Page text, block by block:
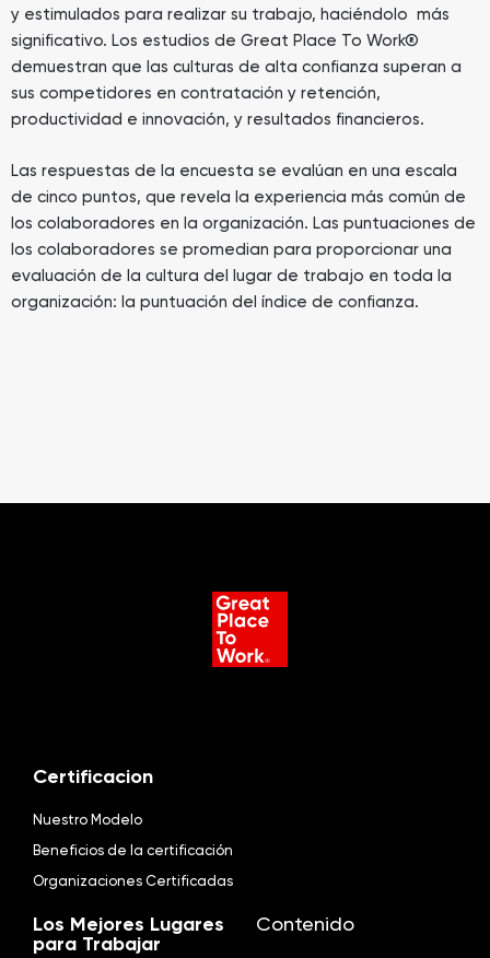
y estimulados para realizar su trabajo, haciéndolo más
significativo. Los estudios de Great Place To Work®
demuestran que las culturas de alta confianza superan a
sus competidores en contratación y retención,
productividad e innovación, y resultados financieros.
Las respuestas de la encuesta se evalúan en una escala
de cinco puntos, que revela la experiencia más común de
los colaboradores en la organización. Las puntuaciones de
los colaboradores se promedian para proporcionar una
evaluación de la cultura del lugar de trabajo en toda la
organización: la puntuación del índice de confianza.
Certificacion
Nuestro Modelo
Beneficios de la certificación
Organizaciones Certificadas
Los Mejores Lugares
para Trabajar
Contenido